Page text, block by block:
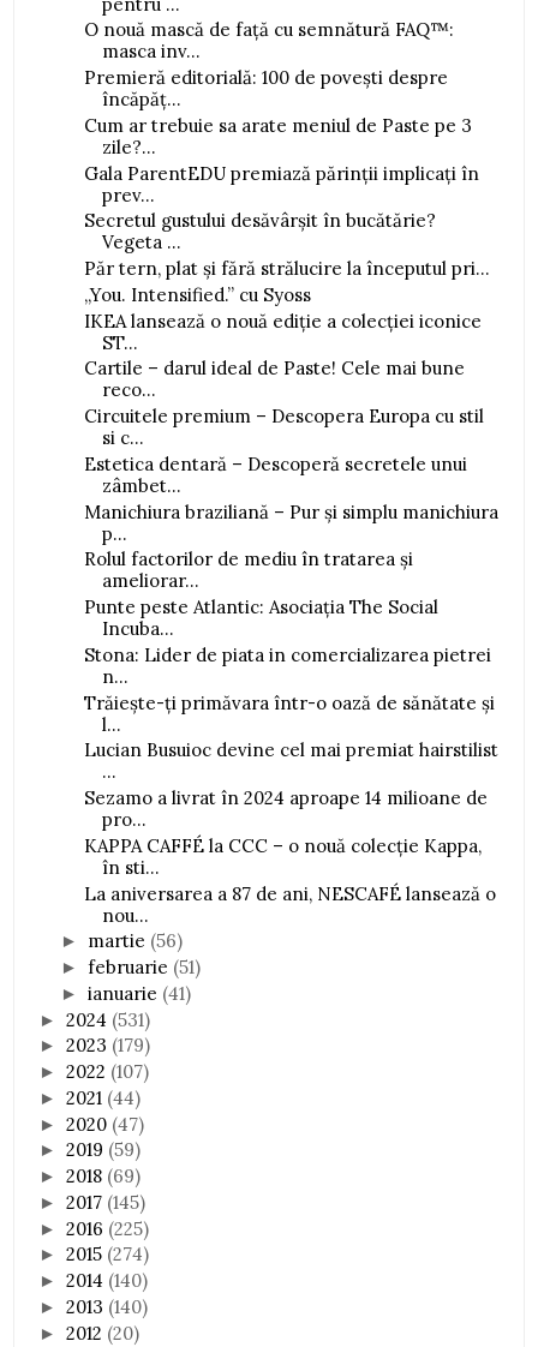
O nouă mască de față cu semnătură FAQ™:
masca inv...
Premieră editorială: 100 de povești despre
încăpăț...
Cum ar trebuie sa arate meniul de Paste pe 3
zile?...
Gala ParentEDU premiază părinții implicați în
prev...
Secretul gustului desăvârșit în bucătărie?
Vegeta ...
Păr tern, plat și fără strălucire la începutul pri...
„You. Intensified.” cu Syoss
IKEA lansează o nouă ediție a colecției iconice
ST...
Cartile – darul ideal de Paste! Cele mai bune
reco...
Circuitele premium – Descopera Europa cu stil
si c...
Estetica dentară – Descoperă secretele unui
zâmbet...
Manichiura braziliană – Pur și simplu manichiura
p...
Rolul factorilor de mediu în tratarea și
ameliorar...
Punte peste Atlantic: Asociația The Social
Incuba...
Stona: Lider de piata in comercializarea pietrei
n...
Trăiește-ți primăvara într-o oază de sănătate și
l...
Lucian Busuioc devine cel mai premiat hairstilist
...
Sezamo a livrat în 2024 aproape 14 milioane de
pro...
KAPPA CAFFÉ la CCC – o nouă colecție Kappa,
în sti...
La aniversarea a 87 de ani, NESCAFÉ lansează o
nou...
► martie (56)
►februarie (51)
►ianuarie (41)
►2024 (531)
►2023 (179)
►2022 (107)
►2021 (44)
►2020 (47)
►2019 (59)
►2018 (69)
►2017 (145)
►2016 (225)
►2015 (274)
►2014 (140)
►2013 (140)
►2012 (20)